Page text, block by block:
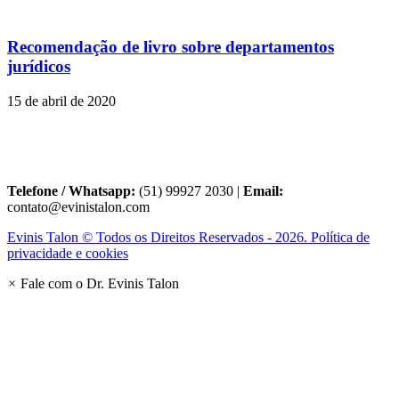
Recomendação de livro sobre departamentos
jurídicos
15 de abril de 2020
Telefone / Whatsapp: (51) 99927 2030 | Email:
contato@evinistalon.com
Evinis Talon © Todos os Direitos Reservados - 2026. Política de
privacidade e cookies
× Fale com o Dr. Evinis Talon